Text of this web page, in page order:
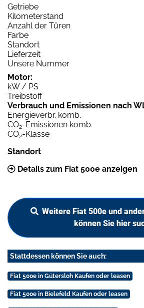
Getriebe
Kilometerstand
Anzahl der Türen
Farbe
Standort
Lieferzeit
Unsere Nummer
Motor:
kW / PS
Treibstoff
Verbrauch und Emissionen nach
Energieverbr. komb.
CO2-Emissionen komb.
CO2-Klasse
Standort
Details zum Fiat 500e anzeigen
Weitere Fiat 500e und
können Sie hier
Stattdessen können Sie auch:
Fiat 500e in Gütersloh Kaufen oder leasen
Fiat 500e in Bielefeld Kaufen oder leasen